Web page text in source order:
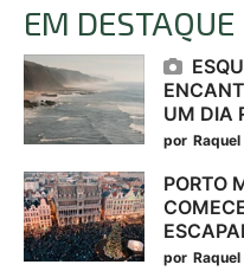
EM DESTAQUE
UM DIA
por
PORTO
por